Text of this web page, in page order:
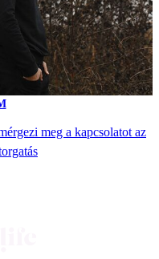
meg a kapcsolatot az